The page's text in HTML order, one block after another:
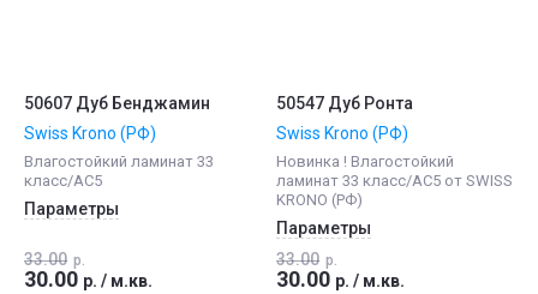
50607 Дуб Бенджамин
Swiss Krono (РФ)
Влагостойкий ламинат 33
класс/АС5
Параметры
33.00 р.
30.00 р. / м.кв.
50547 Дуб Ронта
Swiss Krono (РФ)
Новинка ! Влагостойкий
ламинат 33 класс/АС5 от SWISS
KRONO (РФ)
Параметры
33.00 р.
30.00 р. / м.кв.